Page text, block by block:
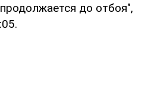
до отбоя",